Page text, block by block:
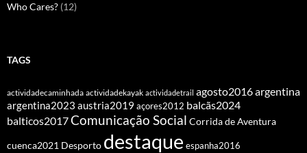
Who Cares? (12)
TAGS
actividadecaminhada actividadekayak actividadetrail agosto2016argentina
argentina2023 austria2019 açores2012 balcãs2024
balticos2017Comunicação Social Corrida de Aventura
cuenca2021 Desporto destaque espanha2016